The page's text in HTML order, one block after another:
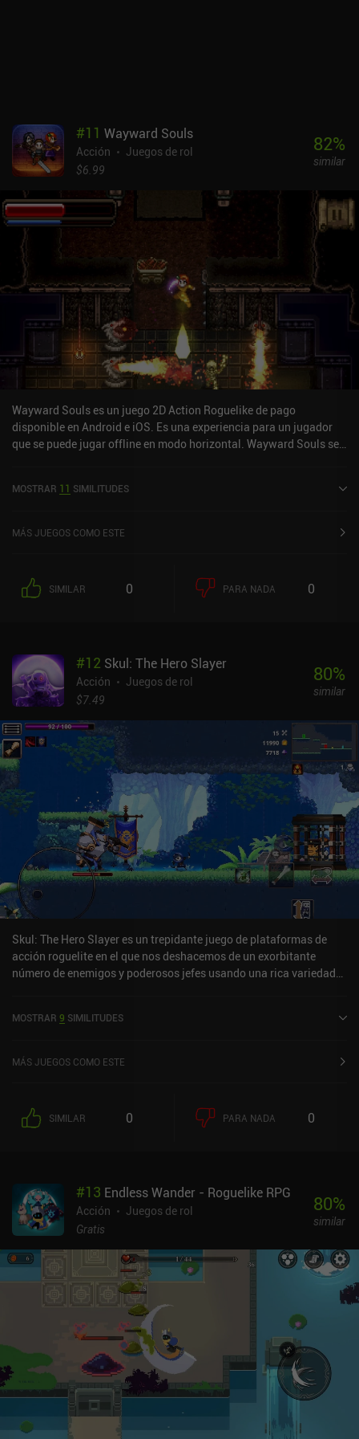
#11 Wayward Souls
Acción
Juegos de rol
$6.99
82%
similar
Wayward Souls es un juego 2D Action Roguelike de pago
disponible en Android e iOS. Es una experiencia para un jugador
que se puede jugar offline en modo horizontal. Wayward Souls se
MOSTRAR 11 SIMILITUDES
MÁS JUEGOS COMO ESTE
SIMILAR 0 PARA NADA 0
#12 Skul: The Hero Slayer
Acción
Juegos de rol
$7.49
80%
similar
Skul: The Hero Slayer es un trepidante juego de plataformas de
acción roguelite en el que nos deshacemos de un exorbitante
número de enemigos y poderosos jefes usando una rica variedad
de localizaciones saltando entre plataformas, evitando obstáculos
que se abalanzan sobre nosotros desde todos los lados. Algunas
ponen a prueba nuestras habilidades. El aspecto más interesante
de la jugabilidad son las diferentes calaveras que recogemos y
alterando significativamente el estilo de juego. Incluso podemos
cambiar entre dos cabezas distintas en cualquier momento, y
actualizarlas para mejorar sus estadísticas y desbloquear más
de estadísticas que compramos en una tienda entre partida y
partida. También rescatamos poco a poco a personajes que
desbloquean nuevas características en nuestra base. Mi mayor
decepción con el juego es su gran repetitividad. En lugar de niveles
generados proceduralmente, tenemos un conjunto limitado de
ubicaciones prediseñadas que rápidamente se vuelven aburridas.
Otro problema es la escasa compatibilidad con los mandos, ya que
muchos modelos no funcionan, a pesar de las afirmaciones del
desarrollador. Por desgracia, los controles táctiles no son
cómodos, y los constantes fallos de pulsación en el fragor de la
batalla a menudo nos cuestan la vida. Skul: The Hero Slayer es un
MOSTRAR 9 SIMILITUDES
MÁS JUEGOS COMO ESTE
SIMILAR 0 PARA NADA 0
#13 Endless Wander - Roguelike RPG
Acción
Juegos de rol
Gratis
80%
similar